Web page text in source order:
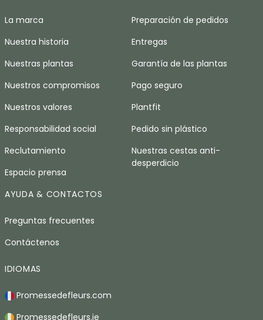
La marca
Nuestra historia
Nuestras plantas
Nuestros compromisos
Nuestros valores
Responsabilidad social
Reclutamiento
Espacio prensa
Preparación de pedidos
Entregas
Garantía de las plantas
Pago seguro
Plantfit
Pedido sin plástico
Nuestras cestas anti-
desperdicio
AYUDA & CONTACTOS
Preguntas frecuentes
Contáctenos
IDIOMAS
Promessedefleurs.com
Promessedefleurs.ie